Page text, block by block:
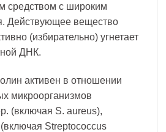
средством с широким
Действующее вещество
(избирательно) угнетает
ДНК.
активен в отношении
микроорганизмов
(включая S. aureus),
Streptococcus